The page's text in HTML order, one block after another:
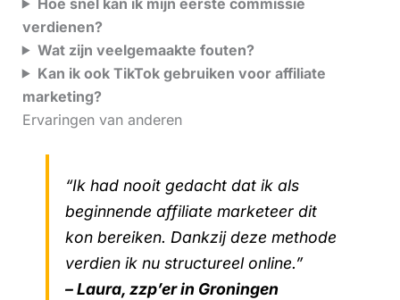
verdienen?
Wat zijn veelgemaakte fouten?
Kan ik ook TikTok gebruiken voor affiliate
marketing?
Ervaringen van anderen
“Ik had nooit gedacht dat ik als
beginnende affiliate marketeer dit
kon bereiken. Dankzij deze methode
verdien ik nu structureel online.”
– Laura, zzp’er in Groningen